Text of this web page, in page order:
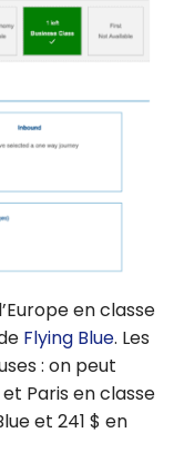
en classe
Flying Blue. Les
: on peut
Paris en classe
et 241 $ en